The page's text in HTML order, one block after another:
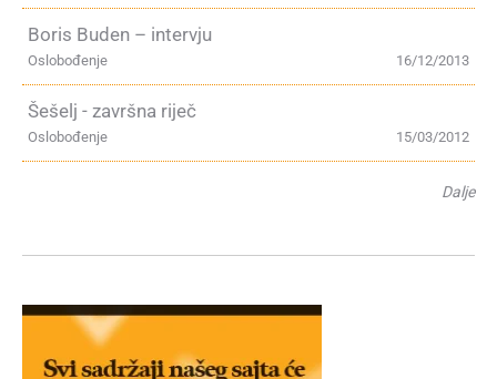
Boris Buden – intervju
16/12/2013
Oslobođenje
Šešelj - završna riječ
15/03/2012
Oslobođenje
Dalje